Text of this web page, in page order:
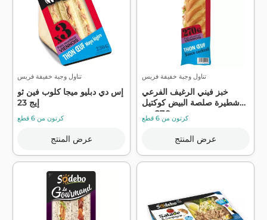
تناول وجبة خفيفة فريس
إس دي دبليو ميجا كلوب فين ثو
إيج 23
كرتون من 6 قطع
عرض المنتج
تناول وجبة خفيفة فريس
خبز فيني الرغيف الفرعي
شطيرة صلصة البيض كوكتيل
كرتون من 6 قطع
عرض المنتج